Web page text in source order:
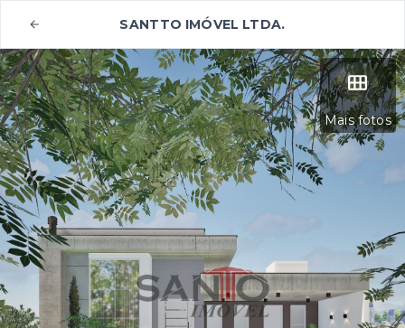
SANTTO IMÓVEL LTDA.
Mais fotos